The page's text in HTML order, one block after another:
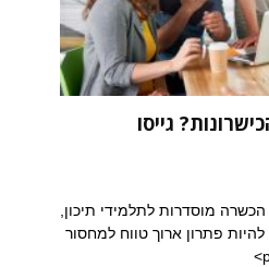
גייסו
מוסדרות לתלמידי תיכון,
פתרון ארוך טווח למחסור